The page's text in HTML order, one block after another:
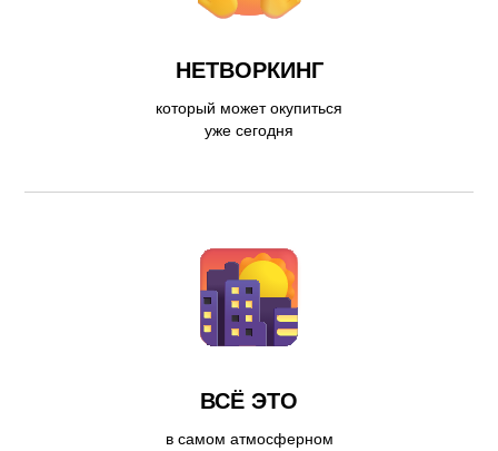
НЕТВОРКИНГ
который может окупиться
уже сегодня
ВСЁ ЭТО
в самом атмосферном